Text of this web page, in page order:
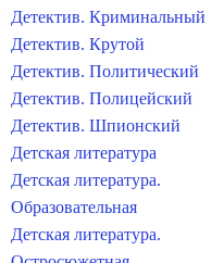
Детектив. Криминальный
Детектив. Крутой
Детектив. Политический
Детектив. Полицейский
Детектив. Шпионский
Детская литература
Детская литература.
Образовательная
Детская литература.